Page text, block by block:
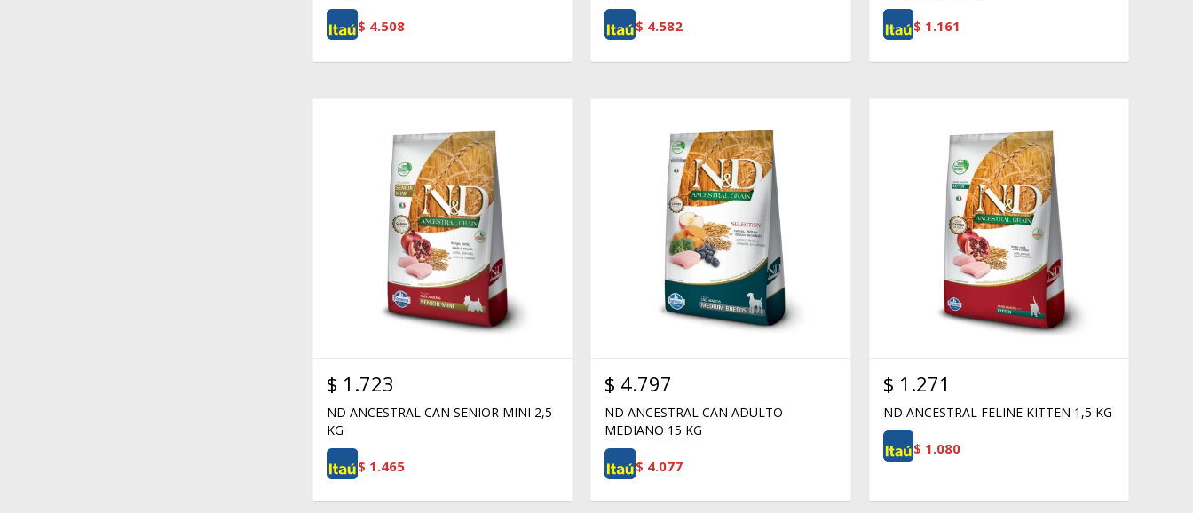
$ 4.508 $ 4.582 $ 1.161
$ 1.723
ND ANCESTRAL CAN SENIOR MINI 2,5
KG
$ 1.465
$ 4.797
ND ANCESTRAL CAN ADULTO
MEDIANO 15 KG
$ 4.077
$ 1.271
ND ANCESTRAL FELINE KITTEN 1,5 KG
$ 1.080